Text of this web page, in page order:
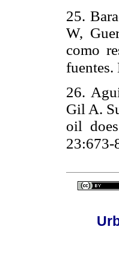
25.
W,
como
26.
Gil A.
oil
23:673-